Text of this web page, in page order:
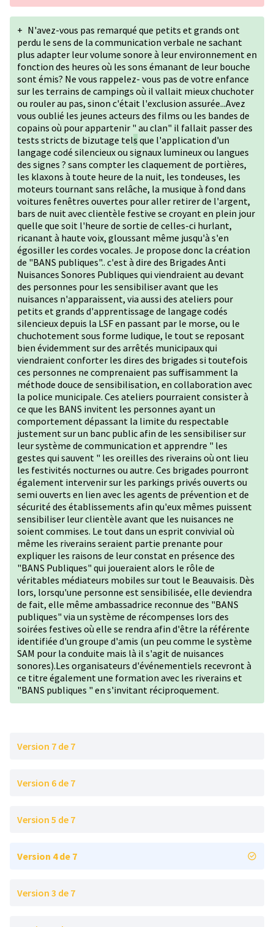
+ N'avez-vous pas remarqué que petits et grands ont
perdu le sens de la communication verbale ne sachant
plus adapter leur volume sonore à leur environnement en
fonction des heures où les sons émanant de leur bouche
sont émis? Ne vous rappelez- vous pas de votre enfance
sur les terrains de campings où il vallait mieux chuchoter
ou rouler au pas, sinon c'était l'exclusion assurée...Avez
vous oublié les jeunes acteurs des films ou les bandes de
copains où pour appartenir " au clan" il fallait passer des
tests stricts de bizutage tels que l'application d'un
langage codé silencieux ou signaux lumineux ou langues
des signes ? sans compter les claquement de portières,
les klaxons à toute heure de la nuit, les tondeuses, les
moteurs tournant sans relâche, la musique à fond dans
voitures fenêtres ouvertes pour aller retirer de l'argent,
bars de nuit avec clientèle festive se croyant en plein jour
quelle que soit l'heure de sortie de celles-ci hurlant,
ricanant à haute voix, gloussant même jusqu'à s'en
égosiller les cordes vocales. Je propose donc la création
de "BANS publiques".. c'est à dire des Brigades Anti
Nuisances Sonores Publiques qui viendraient au devant
des personnes pour les sensibiliser avant que les
nuisances n'apparaissent, via aussi des ateliers pour
petits et grands d'apprentissage de langage codés
silencieux depuis la LSF en passant par le morse, ou le
chuchotement sous forme ludique, le tout se reposant
bien évidemment sur des arrêtés municipaux qui
viendraient conforter les dires des brigades si toutefois
ces personnes ne comprenaient pas suffisamment la
méthode douce de sensibilisation, en collaboration avec
la police municipale. Ces ateliers pourraient consister à
ce que les BANS invitent les personnes ayant un
comportement dépassant la limite du respectable
justement sur un banc public afin de les sensibiliser sur
leur système de communication et apprendre " les
gestes qui sauvent " les oreilles des riverains où ont lieu
les festivités nocturnes ou autre. Ces brigades pourront
également intervenir sur les parkings privés ouverts ou
semi ouverts en lien avec les agents de prévention et de
sécurité des établissements afin qu'eux mêmes puissent
sensibiliser leur clientèle avant que les nuisances ne
soient commises. Le tout dans un esprit convivial où
même les riverains seraient partie prenante pour
expliquer les raisons de leur constat en présence des
"BANS Publiques" qui joueraient alors le rôle de
véritables médiateurs mobiles sur tout le Beauvaisis. Dès
lors, lorsqu'une personne est sensibilisée, elle deviendra
de fait, elle même ambassadrice reconnue des "BANS
publiques" via un système de récompenses lors des
soirées festives où elle se rendra afin d'être la référente
identifiée d'un groupe d'amis (un peu comme le système
SAM pour la conduite mais là il s'agit de nuisances
sonores).Les organisateurs d'événementiels recevront à
ce titre également une formation avec les riverains et
"BANS publiques " en s'invitant réciproquement.
Version 7 de 7
Version 6 de 7
Version 5 de 7
Version 4 de 7
Version 3 de 7